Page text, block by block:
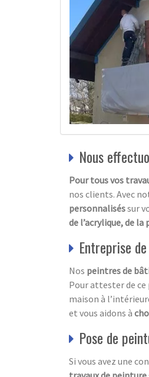
Nous
Pour tous vos
nos clients. Avec
personnaliséssur
de l’acrylique, de
Entreprise
Nos peintres de
Pour attester de
maison à
et vous aidons à
Pose de
Si vous avez une